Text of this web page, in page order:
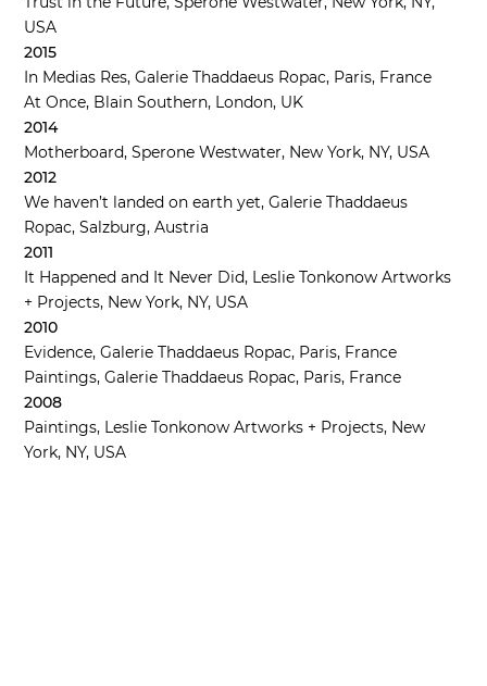
USA
2015
In Medias Res, Galerie Thaddaeus Ropac, Paris, France
At Once, Blain Southern, London, UK
2014
Motherboard, Sperone Westwater, New York, NY, USA
2012
We haven’t landed on earth yet, Galerie Thaddaeus
Ropac, Salzburg, Austria
2011
It Happened and It Never Did, Leslie Tonkonow Artworks
+ Projects, New York, NY, USA
2010
Evidence, Galerie Thaddaeus Ropac, Paris, France
Paintings, Galerie Thaddaeus Ropac, Paris, France
2008
Paintings, Leslie Tonkonow Artworks + Projects, New
York, NY, USA